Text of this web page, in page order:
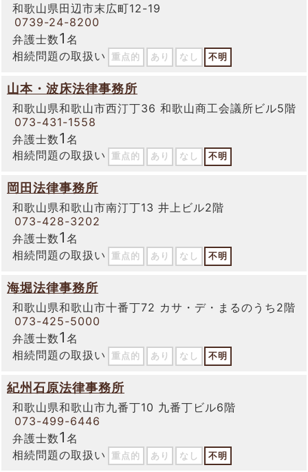
和歌山県田辺市末広町12-19
0739-24-8200
弁護士数1 名
相続問題の取扱い
重点的 あり なし 不明
山本・波床法律事務所
和歌山県和歌山市西汀丁36 和歌山商工会議所ビル5階
073-431-1558
弁護士数1 名
相続問題の取扱い
重点的 あり なし 不明
岡田法律事務所
和歌山県和歌山市南汀丁13 井上ビル2階
073-428-3202
弁護士数1 名
相続問題の取扱い
重点的 あり なし 不明
海堀法律事務所
和歌山県和歌山市十番丁72 カサ・デ・まるのうち2階
073-425-5000
弁護士数1 名
相続問題の取扱い
重点的 あり なし 不明
紀州石原法律事務所
和歌山県和歌山市九番丁10 九番丁ビル6階
073-499-6446
弁護士数1 名
相続問題の取扱い
重点的 あり なし 不明